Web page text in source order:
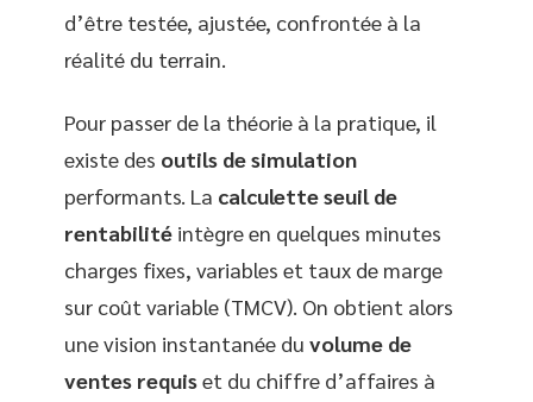
d’être testée, ajustée, confrontée à la
réalité du terrain.
Pour passer de la théorie à la pratique, il
existe des outils de simulation
performants. La calculette seuil de
rentabilité intègre en quelques minutes
charges fixes, variables et taux de marge
sur coût variable (TMCV). On obtient alors
une vision instantanée du volume de
ventes requiset du chiffre d’affaires à